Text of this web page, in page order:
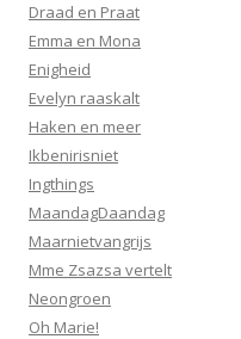
Draad en Praat
Emma en Mona
Enigheid
Evelyn raaskalt
Haken en meer
Ikbenirisniet
Ingthings
MaandagDaandag
Maarnietvangrijs
Mme Zsazsa vertelt
Neongroen
Oh Marie!